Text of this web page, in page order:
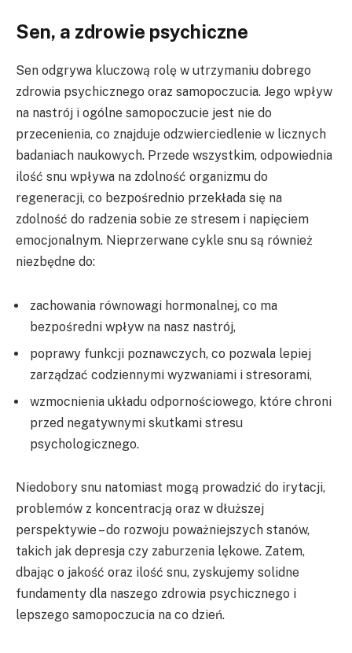
Sen, a zdrowie psychiczne
Sen odgrywa kluczową rolę w utrzymaniu dobrego
zdrowia psychicznego oraz samopoczucia. Jego wpływ
na nastrój i ogólne samopoczucie jest nie do
przecenienia, co znajduje odzwierciedlenie w licznych
badaniach naukowych. Przede wszystkim, odpowiednia
ilość snu wpływa na zdolność organizmu do
regeneracji, co bezpośrednio przekłada się na
zdolność do radzenia sobie ze stresem i napięciem
emocjonalnym. Nieprzerwane cykle snu są również
niezbędne do:
zachowania równowagi hormonalnej, co ma
bezpośredni wpływ na nasz nastrój,
poprawy funkcji poznawczych, co pozwala lepiej
zarządzać codziennymi wyzwaniami i stresorami,
wzmocnienia układu odpornościowego, które chroni
przed negatywnymi skutkami stresu
psychologicznego.
Niedobory snu natomiast mogą prowadzić do irytacji,
problemów z koncentracją oraz w dłuższej
perspektywie – do rozwoju poważniejszych stanów,
takich jak depresja czy zaburzenia lękowe. Zatem,
dbając o jakość oraz ilość snu, zyskujemy solidne
fundamenty dla naszego zdrowia psychicznego i
lepszego samopoczucia na co dzień.